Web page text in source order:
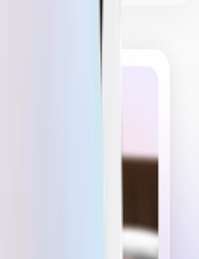
будет иметь
Вы можете
или юбке,
возбуждения.